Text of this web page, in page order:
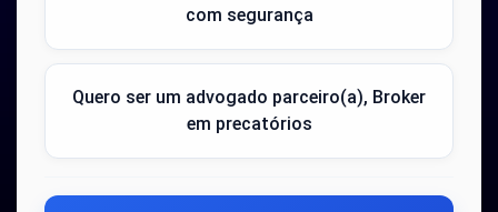
com segurança
Quero ser um advogado parceiro(a), Broker
em precatórios